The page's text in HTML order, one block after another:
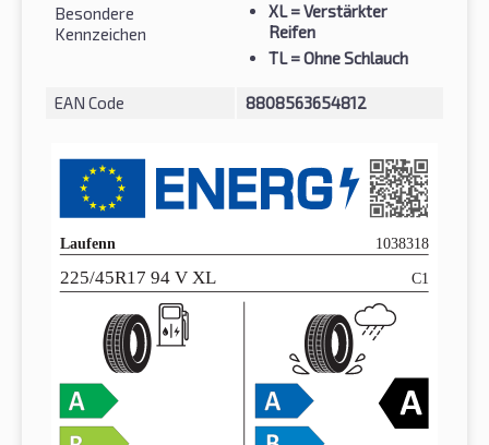
Besondere
Kennzeichen
XL= Verstärkter
Reifen
TL= Ohne Schlauch
EAN Code 8808563654812